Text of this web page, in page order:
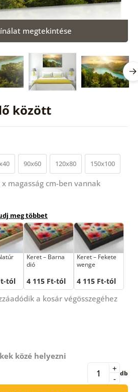
között
megtekintése
90x60 120x80 150x100
magasság cm-ben vannak
meg többet
tól
Keret – Barna
dió
4 115 Ft-tól
Keret – Fekete
wenge
4 115 Ft-tól
a kosár végösszegéhez
közé helyezni
-
+ db